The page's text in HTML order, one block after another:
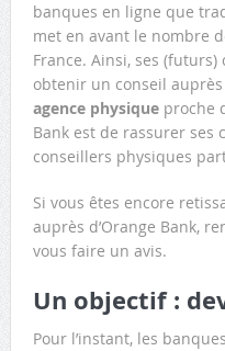
banques en ligne que
met en avant le nombre
France. Ainsi, ses
obtenir un conseil
agence physiqueproche
Bank est de rassurer ses
conseillers physiques
Si vous êtes encore
auprès d’Orange Bank,
vous faire un avis.
Un objectif :
Pour l’instant, les